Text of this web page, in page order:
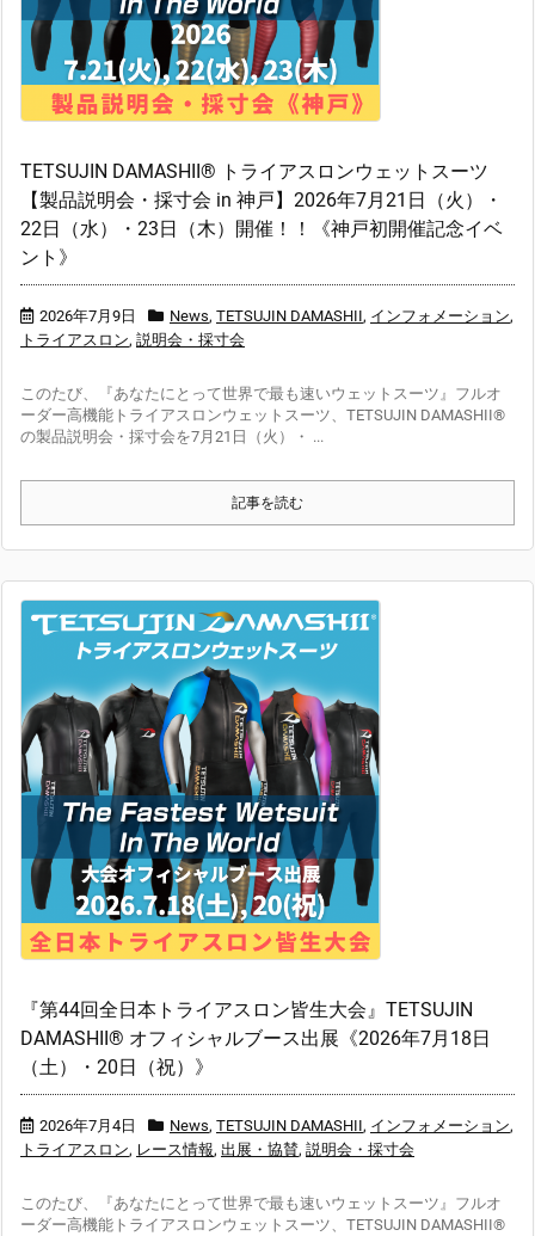
TETSUJIN DAMASHII® トライアスロンウェットスーツ
【製品説明会・採寸会 in 神戸】2026年7月21日（火）・
22日（水）・23日（木）開催！！《神戸初開催記念イベ
ント》
2026年7月9日 News, TETSUJIN DAMASHII, インフォメーション,
トライアスロン, 説明会・採寸会
このたび、『あなたにとって世界で最も速いウェットスーツ』フルオ
ーダー高機能トライアスロンウェットスーツ、TETSUJIN DAMASHII®
の製品説明会・採寸会を7月21日（火）・ ...
記事を読む
『第44回全日本トライアスロン皆生大会』TETSUJIN
DAMASHII® オフィシャルブース出展《2026年7月18日
（土）・20日（祝）》
2026年7月4日 News, TETSUJIN DAMASHII, インフォメーション,
トライアスロン, レース情報, 出展・協賛, 説明会・採寸会
このたび、『あなたにとって世界で最も速いウェットスーツ』フルオ
ーダー高機能トライアスロンウェットスーツ、TETSUJIN DAMASHII®